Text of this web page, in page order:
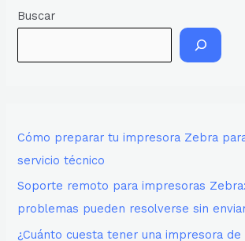
Buscar
Cómo preparar tu impresora Zebra
servicio técnico
Soporte remoto para impresoras
problemas pueden resolverse sin
¿Cuánto cuesta tener una impresora de